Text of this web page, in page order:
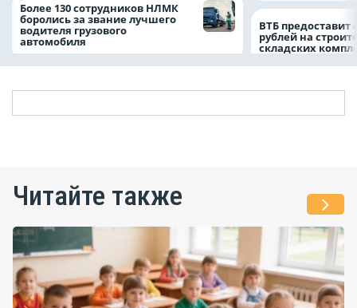
Более 130 сотрудников НЛМК
боролись за звание лучшего
водителя грузового
автомобиля
ВТБ предоставит
рублей на
складских
Читайте также